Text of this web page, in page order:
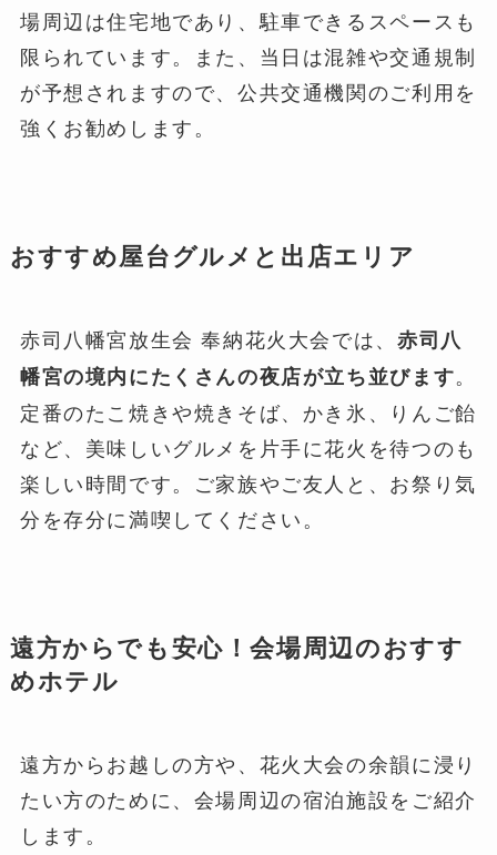
場周辺は住宅地であり、駐車できるスペースも
限られています。また、当日は混雑や交通規制
が予想されますので、公共交通機関のご利用を
強くお勧めします。
おすすめ屋台グルメと出店エリア
赤司八幡宮放生会 奉納花火大会では、 赤司八
幡宮の境内にたくさんの夜店が立ち並びます。
定番のたこ焼きや焼きそば、かき氷、りんご飴
など、美味しいグルメを片手に花火を待つのも
楽しい時間です。ご家族やご友人と、お祭り気
分を存分に満喫してください。
遠方からでも安心！会場周辺のおすす
めホテル
遠方からお越しの方や、花火大会の余韻に浸り
たい方のために、会場周辺の宿泊施設をご紹介
します。